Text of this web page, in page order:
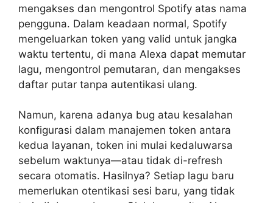
mengakses dan mengontrol Spotify atas nama
pengguna. Dalam keadaan normal, Spotify
mengeluarkan token yang valid untuk jangka
waktu tertentu, di mana Alexa dapat memutar
lagu, mengontrol pemutaran, dan mengakses
daftar putar tanpa autentikasi ulang.
Namun, karena adanya bug atau kesalahan
konfigurasi dalam manajemen token antara
kedua layanan, token ini mulai kedaluwarsa
sebelum waktunya—atau tidak di-refresh
secara otomatis. Hasilnya? Setiap lagu baru
memerlukan otentikasi sesi baru, yang tidak